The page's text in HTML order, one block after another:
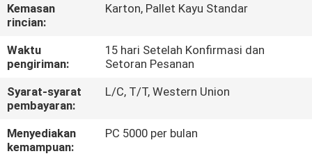
HUBUNGI
KAMI
BERITA
SITEMAP
Kemasan
rincian:
Karton, Pallet Kayu Standar
Waktu
pengiriman:
15 hari Setelah Konfirmasi dan
Setoran Pesanan
Syarat-syarat
pembayaran:
L/C, T/T, Western Union
Menyediakan
kemampuan:
PC 5000 per bulan